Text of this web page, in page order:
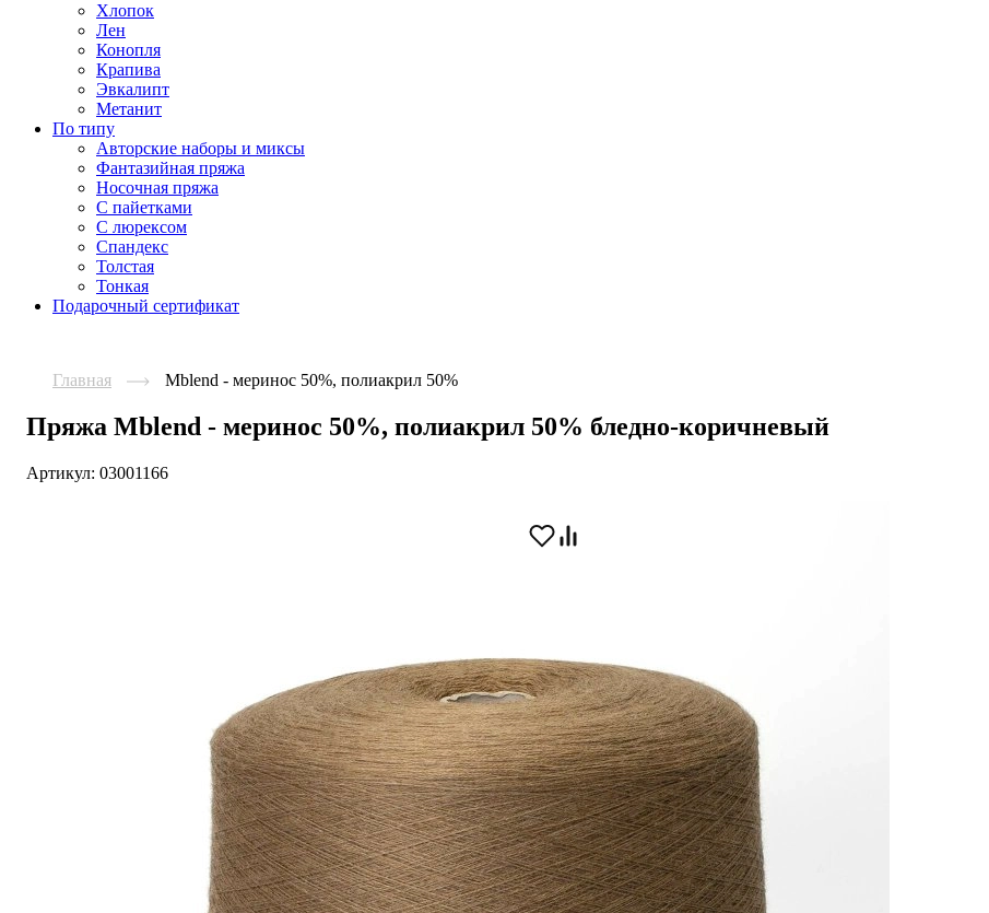
Хлопок
Лен
Конопля
Крапива
Эвкалипт
Метанит
По типу
Авторские наборы и миксы
Фантазийная пряжа
Носочная пряжа
С пайетками
С люрексом
Спандекс
Толстая
Тонкая
Подарочный сертификат
Главная Mblend - меринос 50%, полиакрил 50%
Пряжа Mblend - меринос 50%, полиакрил 50% бледно-коричневый
Артикул: 03001166